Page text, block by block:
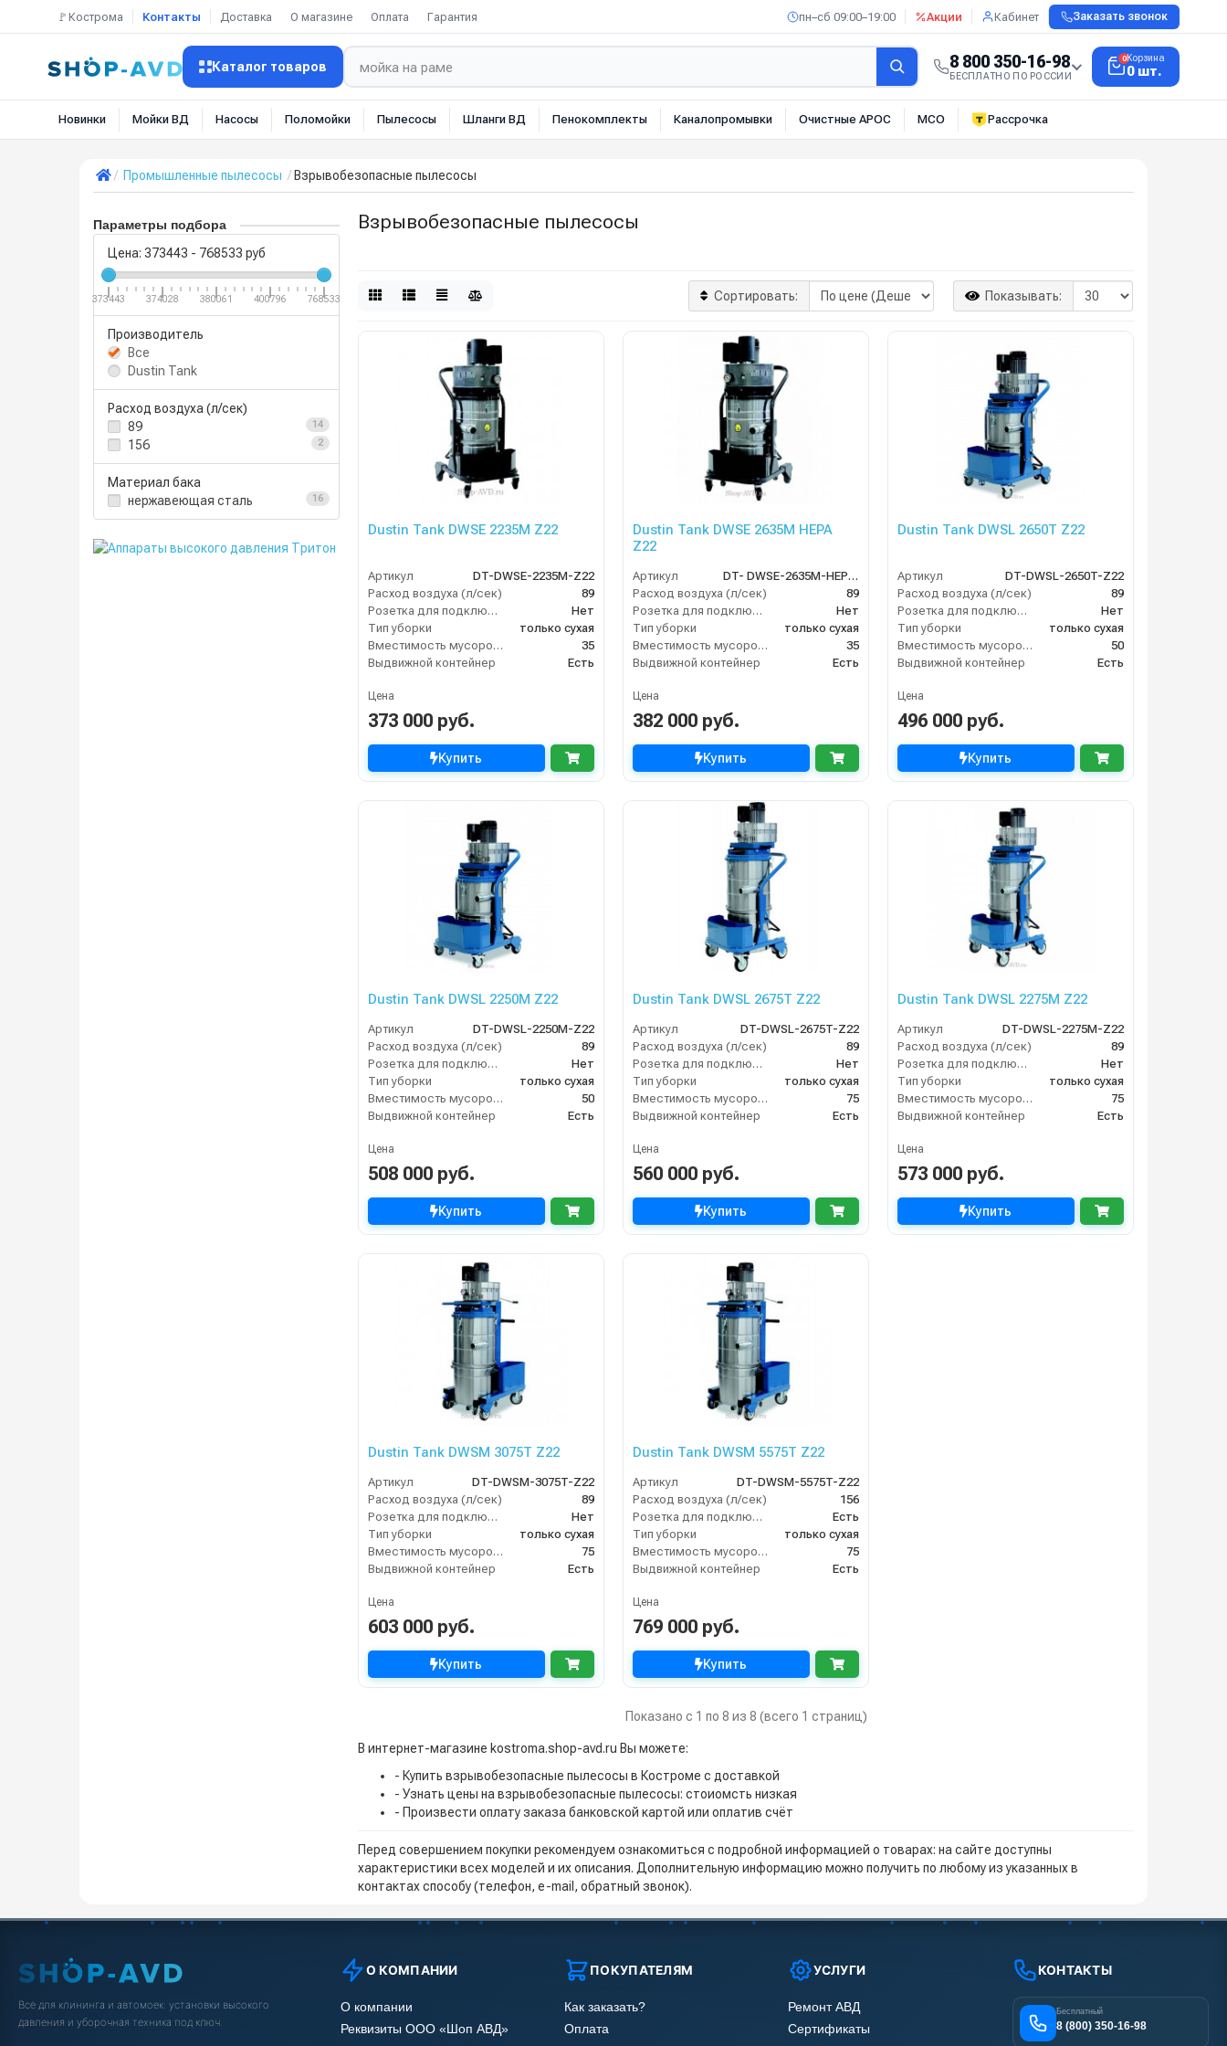
🚩Кострома Контакты Доставка О магазине Оплата Гарантия пн–сб 09:00–19:00 Акции Кабинет Заказать звонок
Каталог товаров 8 800 350-16-98
БЕСПЛАТНО ПО РОССИИ
0Корзина
0 шт.
Новинки Мойки ВД Насосы Поломойки Пылесосы Шланги ВД Пенокомплекты Каналопромывки Очистные АРОС МСО Рассрочка
Промышленные пылесосы Взрывобезопасные пылесосы
Параметры подбора
Цена: 373443 - 768533 руб
373443 374028 380061 400796 768533
Производитель
Все
Dustin Tank
Расход воздуха (л/сек)
89
14
156 2
Материал бака
нержавеющая сталь
16
Взрывобезопасные пылесосы
Сортировать: Показывать:
Dustin Tank DWSE 2235M Z22
Артикул
DT-DWSE-2235M-Z22
Расход воздуха (л/сек)
89
Розетка для подключения инструмента
Нет
Тип уборки
только сухая
Вместимость мусоросборника (л)
35
Выдвижной контейнер
Есть
Цена
373 000 руб.
Купить
Dustin Tank DWSE 2635M HEPA
Z22
Артикул
DT- DWSE-2635M-HEPA-Z22
Расход воздуха (л/сек)
89
Розетка для подключения инструмента
Нет
Тип уборки
только сухая
Вместимость мусоросборника (л)
35
Выдвижной контейнер
Есть
Цена
382 000 руб.
Купить
Dustin Tank DWSL 2650T Z22
Артикул
DT-DWSL-2650T-Z22
Расход воздуха (л/сек)
89
Розетка для подключения инструмента
Нет
Тип уборки
только сухая
Вместимость мусоросборника (л)
50
Выдвижной контейнер
Есть
Цена
496 000 руб.
Купить
Dustin Tank DWSL 2250M Z22
Артикул
DT-DWSL-2250M-Z22
Расход воздуха (л/сек)
89
Розетка для подключения инструмента
Нет
Тип уборки
только сухая
Вместимость мусоросборника (л)
50
Выдвижной контейнер
Есть
Цена
508 000 руб.
Купить
Dustin Tank DWSL 2675T Z22
Артикул
DT-DWSL-2675T-Z22
Расход воздуха (л/сек)
89
Розетка для подключения инструмента
Нет
Тип уборки
только сухая
Вместимость мусоросборника (л)
75
Выдвижной контейнер
Есть
Цена
560 000 руб.
Купить
Dustin Tank DWSL 2275M Z22
Артикул
DT-DWSL-2275M-Z22
Расход воздуха (л/сек)
89
Розетка для подключения инструмента
Нет
Тип уборки
только сухая
Вместимость мусоросборника (л)
75
Выдвижной контейнер
Есть
Цена
573 000 руб.
Купить
Dustin Tank DWSM 3075T Z22
Артикул
DT-DWSM-3075T-Z22
Расход воздуха (л/сек)
89
Розетка для подключения инструмента
Нет
Тип уборки
только сухая
Вместимость мусоросборника (л)
75
Выдвижной контейнер
Есть
Цена
603 000 руб.
Купить
Dustin Tank DWSM 5575T Z22
Артикул
DT-DWSM-5575T-Z22
Расход воздуха (л/сек)
156
Розетка для подключения инструмента
Есть
Тип уборки
только сухая
Вместимость мусоросборника (л)
75
Выдвижной контейнер
Есть
Цена
769 000 руб.
Купить
Показано с 1 по 8 из 8 (всего 1 страниц)
В интернет-магазине kostroma.shop-avd.ru Вы можете:
- Купить взрывобезопасные пылесосы в Костроме с доставкой
- Узнать цены на взрывобезопасные пылесосы: стоиомсть низкая
- Произвести оплату заказа банковской картой или оплатив счёт
Перед совершением покупки рекомендуем ознакомиться с подробной информацией о товарах: на сайте доступны
характеристики всех моделей и их описания. Дополнительную информацию можно получить по любому из указанных в
контактах способу (телефон, e-mail, обратный звонок).
Всё для клининга и автомоек: установки высокого
давления и уборочная техника под ключ.
О КОМПАНИИ
О компании
Реквизиты ООО «Шоп АВД»
ПОКУПАТЕЛЯМ
Как заказать?
Оплата
УСЛУГИ
Ремонт АВД
Сертификаты
КОНТАКТЫ
Бесплатный
8 (800) 350-16-98